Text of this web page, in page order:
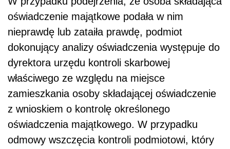
oświadczenie majątkowe podała w nim
nieprawdę lub zataiła prawdę, podmiot
dokonujący analizy oświadczenia występuje do
dyrektora urzędu kontroli skarbowej
właściwego ze względu na miejsce
zamieszkania osoby składającej oświadczenie
z wnioskiem o kontrolę określonego
oświadczenia majątkowego. W przypadku
odmowy wszczęcia kontroli podmiotowi, który